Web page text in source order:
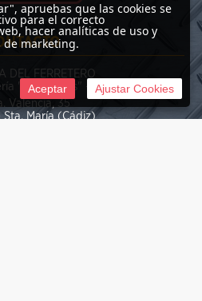
DEL FERRETERO
"Las Nieves" -
Valencia, 35
Sta. María (Cádiz)
apruebas que las cookies se
para el correcto
hacer analíticas de uso y
de marketing.
Aceptar Ajustar Cookies